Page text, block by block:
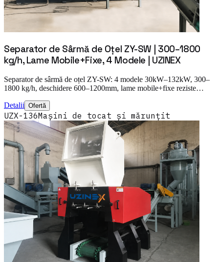
Separator de Sârmă de Oțel ZY-SW | 300–1800
kg/h, Lame Mobile+Fixe, 4 Modele | UZINEX
Separator de sârmă de oțel ZY-SW: 4 modele 30kW–132kW, 300–
1800 kg/h, deschidere 600–1200mm, lame mobile+fixe reziste…
Detalii Ofertă
UZX-136Mașini de tocat și mărunțit